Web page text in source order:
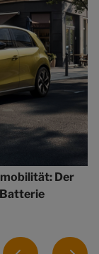
Der